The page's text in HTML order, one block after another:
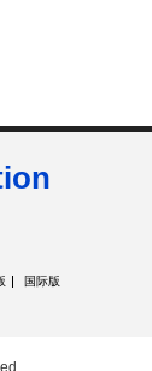
国际版